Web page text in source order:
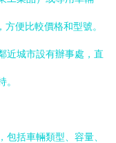
便比較價格和型號。
近城市設有辦事處，直
括車輛類型、容量、